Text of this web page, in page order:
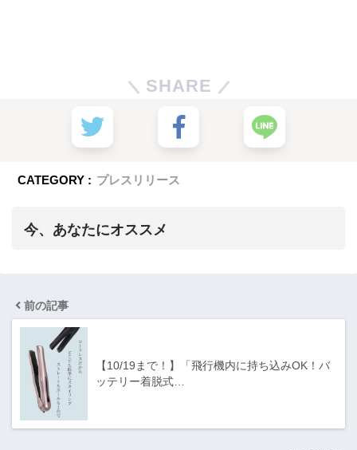
SHARE
CATEGORY : プレスリリース
今、あなたにオススメ
前の記事
【10/19まで！】「飛行機内に持ち込みOK！バ
ッテリー着脱式…